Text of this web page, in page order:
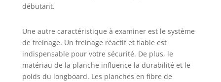
débutant.
Une autre caractéristique à examiner est le système
de freinage. Un freinage réactif et fiable est
indispensable pour votre sécurité. De plus, le
matériau de la planche influence la durabilité et le
poids du longboard. Les planches en fibre de